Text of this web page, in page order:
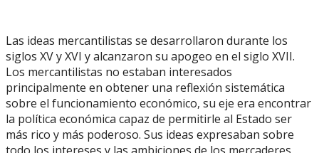
Las ideas mercantilistas se desarrollaron durante los
siglos XV y XVI y alcanzaron su apogeo en el siglo XVII.
Los mercantilistas no estaban interesados
principalmente en obtener una reflexión sistemática
sobre el funcionamiento económico, su eje era encontrar
la política económica capaz de permitirle al Estado ser
más rico y más poderoso. Sus ideas expresaban sobre